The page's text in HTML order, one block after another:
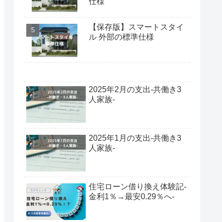
【保存版】スマートスタイ
ル 外部の標準仕様
2025年2月の支出-共働き3
人家族-
2025年1月の支出-共働き3
人家族-
住宅ローン借り換え体験記-
金利1％→最安0.29％へ-